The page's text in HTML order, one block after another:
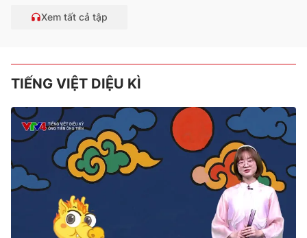
Xem tất cả tập
TIẾNG VIỆT DIỆU KÌ